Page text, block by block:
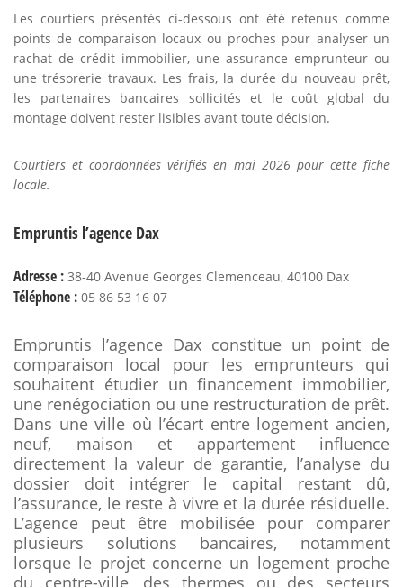
Les courtiers présentés ci-dessous ont été retenus comme
points de comparaison locaux ou proches pour analyser un
rachat de crédit immobilier, une assurance emprunteur ou
une trésorerie travaux. Les frais, la durée du nouveau prêt,
les partenaires bancaires sollicités et le coût global du
montage doivent rester lisibles avant toute décision.
Courtiers et coordonnées vérifiés en mai 2026 pour cette fiche
locale.
Empruntis l’agence Dax
Adresse : 38-40 Avenue Georges Clemenceau, 40100 Dax
Téléphone : 05 86 53 16 07
Empruntis l’agence Dax constitue un point de
comparaison local pour les emprunteurs qui
souhaitent étudier un financement immobilier,
une renégociation ou une restructuration de prêt.
Dans une ville où l’écart entre logement ancien,
neuf, maison et appartement influence
directement la valeur de garantie, l’analyse du
dossier doit intégrer le capital restant dû,
l’assurance, le reste à vivre et la durée résiduelle.
L’agence peut être mobilisée pour comparer
plusieurs solutions bancaires, notamment
lorsque le projet concerne un logement proche
du centre-ville, des thermes ou des secteurs